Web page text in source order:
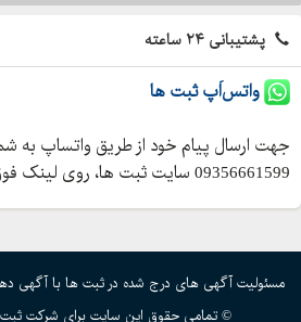
پشتیبانی ۲۴ ساعته
واتس‌اَپ ثبت ها
جهت ارسال پیام خود از طریق واتساپ به
09356661599 سایت ثبت ها، روی لینک فوق کلیک کنید.
مسئولیت آگهی های درج شده در ثبت ها با آگهی
© تمامی حقوق این سایت برای شرکت